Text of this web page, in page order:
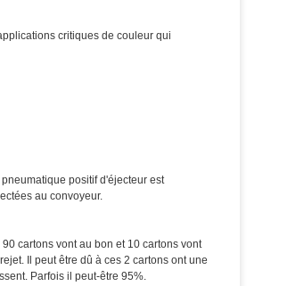
critiques de couleur qui
positif d'éjecteur est
au convoyeur.
cartons vont au bon et 10 cartons vont
Il peut être dû à ces 2 cartons ont une
Parfois il peut-être 95%.